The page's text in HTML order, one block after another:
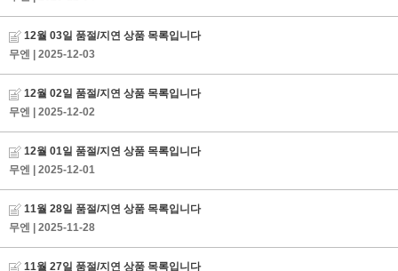
12월 03일 품절/지연 상품 목록입니다
무엔
| 2025-12-03
12월 02일 품절/지연 상품 목록입니다
무엔
| 2025-12-02
12월 01일 품절/지연 상품 목록입니다
무엔
| 2025-12-01
11월 28일 품절/지연 상품 목록입니다
무엔
| 2025-11-28
11월 27일 품절/지연 상품 목록입니다